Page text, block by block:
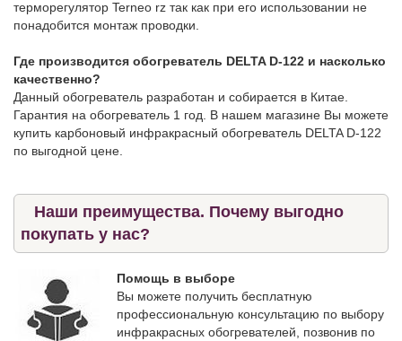
терморегулятор Terneo rz так как при его использовании не
понадобится монтаж проводки.
Где производится обогреватель DELTA D-122 и насколько
качественно?
Данный обогреватель разработан и собирается в Китае.
Гарантия на обогреватель 1 год. В нашем магазине Вы можете
купить карбоновый инфракрасный обогреватель DELTA D-122
по выгодной цене.
Наши преимущества. Почему выгодно
покупать у нас?
Помощь в выборе
Вы можете получить бесплатную
профессиональную консультацию по выбору
инфракрасных обогревателей, позвонив по